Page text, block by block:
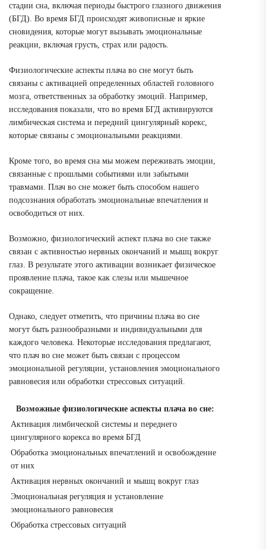
стадии сна, включая периоды быстрого глазного движения
(БГД). Во время БГД происходят живописные и яркие
сновидения, которые могут вызывать эмоциональные
реакции, включая грусть, страх или радость.
Физиологические аспекты плача во сне могут быть
связаны с активацией определенных областей головного
мозга, ответственных за обработку эмоций. Например,
исследования показали, что во время БГД активируются
лимбическая система и передний цингулярный корекс,
которые связаны с эмоциональными реакциями.
Кроме того, во время сна мы можем переживать эмоции,
связанные с прошлыми событиями или забытыми
травмами. Плач во сне может быть способом нашего
подсознания обработать эмоциональные впечатления и
освободиться от них.
Возможно, физиологический аспект плача во сне также
связан с активностью нервных окончаний и мышц вокруг
глаз. В результате этого активации возникает физическое
проявление плача, такое как слезы или мышечное
сокращение.
Однако, следует отметить, что причины плача во сне
могут быть разнообразными и индивидуальными для
каждого человека. Некоторые исследования предлагают,
что плач во сне может быть связан с процессом
эмоциональной регуляции, установления эмоционального
равновесия или обработки стрессовых ситуаций.
Возможные физиологические аспекты плача во сне:
Активация лимбической системы и переднего
цингулярного корекса во время БГД
Обработка эмоциональных впечатлений и освобождение
от них
Активация нервных окончаний и мышц вокруг глаз
Эмоциональная регуляция и установление
эмоционального равновесия
Обработка стрессовых ситуаций